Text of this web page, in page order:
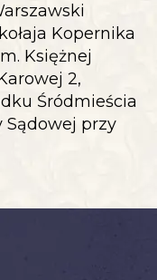
Kopernika
Księżnej
2,
Śródmieścia
Sądowej przy